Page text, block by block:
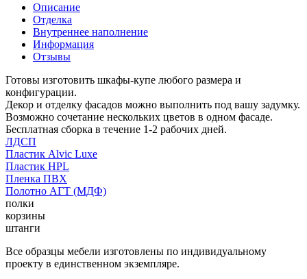
Описание
Отделка
Внутреннее наполнение
Информация
Отзывы
Готовы изготовить шкафы-купе любого размера и
конфигурации.
Декор и отделку фасадов можно выполнить под вашу задумку.
Возможно сочетание нескольких цветов в одном фасаде.
Бесплатная сборка в течение 1-2 рабочих дней.
ЛДСП
Пластик Alvic Luxe
Пластик HPL
Пленка ПВХ
Полотно АГТ (МДФ)
полки
корзины
штанги
Все образцы мебели изготовлены по индивидуальному
проекту в единственном экземпляре.